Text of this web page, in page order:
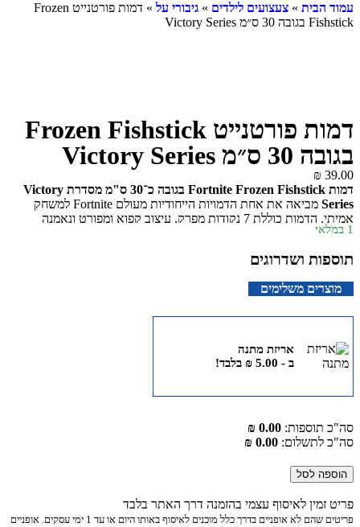
עמוד הבית » צעצועים לילדים » גיבורי על
» דמות פורטנייט Frozen
Fishstick בגובה 30 ס״מ Victory Series
דמות פורטנייט Frozen Fishstick
בגובה 30 ס״מ Victory Series
₪ 39.00
דמות Fortnite Frozen Fishstick בגובה כ־30 ס"מ מסדרת Victory
Series
מביאה את אחת הדמויות הייחודיות מעולם Fortnite למשחק
אמיתי. הדמות כוללת 7 נקודות מפרק, עיצוב קפוא ומפורט ונאמנה
למשחק. מתאימה למשחקי דמיון, לאיסוף ולילדים מגיל 8 ומעלה.
1 במלאי
תוספות ושדרוגים
מוצרים משלימים
אריזת מתנה
ב -
₪5.00 בלבד!
סה"כ תוספות: 0.00 ₪
סה"כ לתשלום: 0.00 ₪
הוספה לסל
פריט זמין לאיסוף עצמי בהזמנה דרך האתר בלבד
פריטים שהם לא אופניים בדרך כלל מוכנים לאיסוף באותו היום או עד 1 ימי עסקים. אופניים